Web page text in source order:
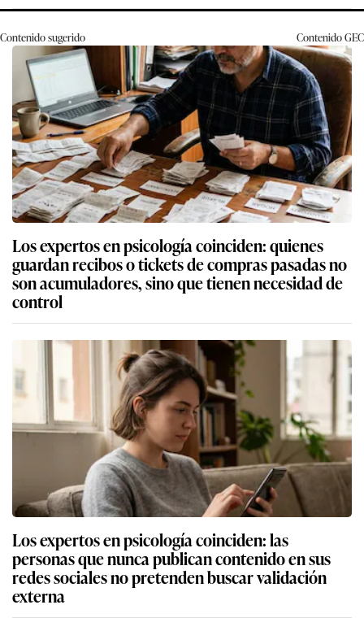
Contenido sugerido ContenidoGEC
Los expertos en psicología coinciden: quienes
guardan recibos o tickets de compras pasadas no
son acumuladores, sino que tienen necesidad de
control
Los expertos en psicología coinciden: las
personas que nunca publican contenido en sus
redes sociales no pretenden buscar validación
externa